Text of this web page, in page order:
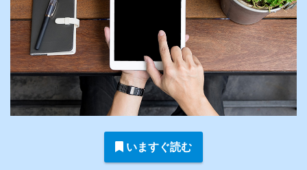
いますぐ読む